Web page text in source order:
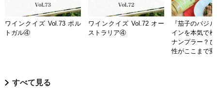
ワインクイズ Vol.73 ポル
トガル④
ワインクイズ Vol.72 オー
ストラリア④
『茄子のバジ
インを本気で
ナンプラー？
性がここまで
すべて見る